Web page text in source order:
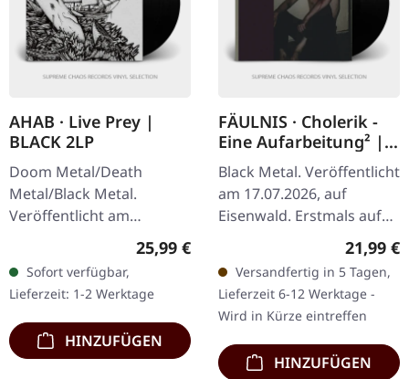
AHAB · Live Prey |
BLACK 2LP
Doom Metal/Death
Metal/Black Metal.
Veröffentlicht am
26.06.2020, auf Napalm
Records. Schwarzes Vinyl
im Gatefold-Cover mit
Etching auf der D-Seite.…
Regulärer Preis:
25,99 €
Sofort verfügbar,
Lieferzeit: 1-2 Werktage
HINZUFÜGEN
FÄULNIS · Cholerik -
Eine Aufarbeitung² |
BLACK LP
Black Metal. Veröffentlicht
am 17.07.2026, auf
Eisenwald. Erstmals auf
Vinyl. 180g klassisches
schwarzes Vinyl in matter
ungestrichener Hülle,…
21,99 €
Versandfertig in 5 Tagen,
Lieferzeit 6-12 Werktage -
Wird in Kürze eintreffen
HINZUFÜGEN